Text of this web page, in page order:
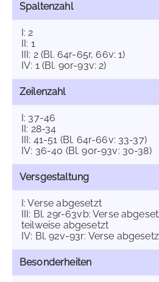
Spaltenzahl
I: 2
II: 1
III: 2 (Bl. 64r-65r, 66v: 1)
IV: 1 (Bl. 90r-93v: 2)
Zeilenzahl
I: 37-46
II: 28-34
III: 41-51 (Bl. 64r-66v: 33-37)
IV: 36-40 (Bl. 90r-93v: 30-38)
Versgestaltung
I: Verse abgesetzt
III: Bl. 29r-63vb: Verse
teilweise abgesetzt
IV: Bl. 92v-93r: Verse
Besonderheiten